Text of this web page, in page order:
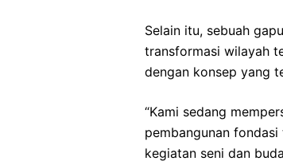
Selain itu, sebuah
transformasi wilayah
dengan konsep yang
“Kami sedang
pembangunan
kegiatan seni dan